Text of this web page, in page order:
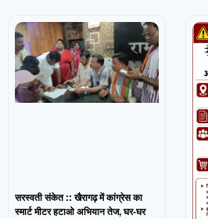
सरस्वती संकेत :: खैरागढ़ में कांग्रेस का
स्मार्ट मीटर हटाओ अभियान तेज, घर-घर